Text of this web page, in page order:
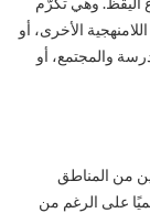
الأخرى، أو
والمجتمع، أو
من المناطق
على الرغم من